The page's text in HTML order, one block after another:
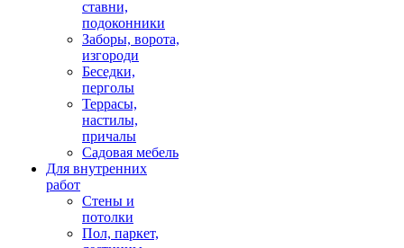
ставни,
подоконники
Заборы, ворота,
изгороди
Беседки,
перголы
Террасы,
настилы,
причалы
Садовая мебель
Для внутренних
работ
Стены и
потолки
Пол, паркет,